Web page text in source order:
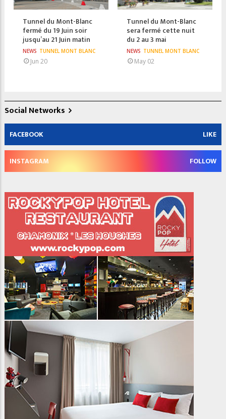
Tunnel du Mont-Blanc
fermé du 19 Juin soir
jusqu’au 21 Juin matin
NEWS TUNNEL MONT BLANC
Jun 20
Tunnel du Mont-Blanc
sera fermé cette nuit
du 2 au 3 mai
NEWS TUNNEL MONT BLANC
May 02
Social Networks
FACEBOOK LIKE
INSTAGRAM FOLLOW